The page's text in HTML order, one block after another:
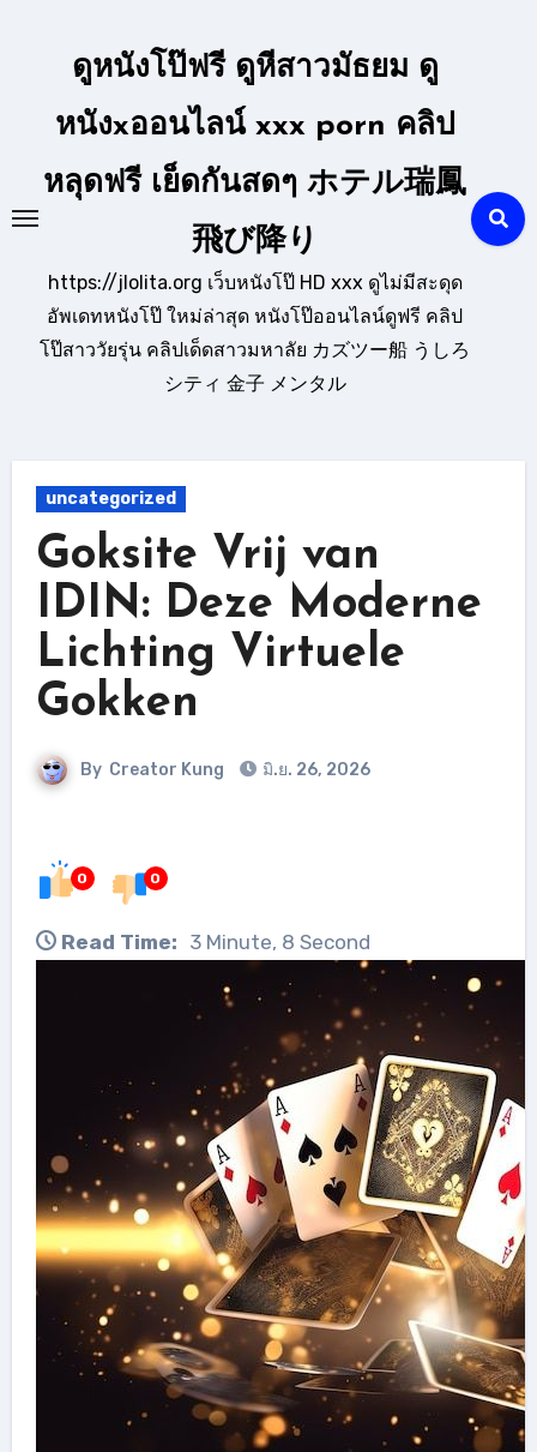
ดูหนังโป๊ฟรี ดูหีสาวมัธยม ดู
หนังxออนไลน์ xxx porn คลิป
หลุดฟรี เย็ดกันสดๆ ホテル瑞鳳
飛び降り
https://jlolita.org เว็บหนังโป๊ HD xxx ดูไม่มีสะดุด
อัพเดทหนังโป๊ ใหม่ล่าสุด หนังโป๊ออนไลน์ดูฟรี คลิป
โป๊สาววัยรุ่น คลิปเด็ดสาวมหาลัย カズツー船 うしろ
シティ 金子 メンタル
uncategorized
Goksite Vrij van
IDIN: Deze Moderne
Lichting Virtuele
Gokken
By Creator Kung มิ.ย. 26, 2026
0 0
Read Time: 3 Minute, 8 Second